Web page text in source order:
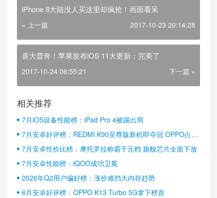
iPhone 8大陆没人买这里却疯抢！画面看呆
« 上一篇 2017-10-23 20:14:28
喜大普奔！苹果发布iOS 11大更新：完美了
2017-10-24 06:55:21 下一篇 »
相关推荐
7月iOS设备性能榜：iPad Pro 4被踢出局
7月安卓好评榜：REDMI K90至尊版新机即夺冠 OPPO占据
半壁江山
7月安卓性价比榜：摩托罗拉称霸千元档 旗舰芯片全面下放
7月安卓性能榜：iQOO成功卫冕
2026年Q2用户偏好榜：涨价难挡大内存趋势
6月安卓好评榜：OPPO K13 Turbo 5G拿下榜首